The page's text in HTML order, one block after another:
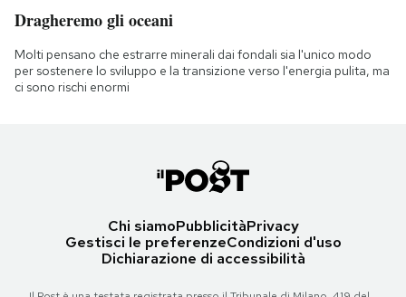
Dragheremo gli oceani
Molti pensano che estrarre minerali dai fondali sia l'unico modo
per sostenere lo sviluppo e la transizione verso l'energia pulita, ma
ci sono rischi enormi
Chi siamoPubblicitàPrivacy
Gestisci le preferenzeCondizioni d'uso
Dichiarazione di accessibilità